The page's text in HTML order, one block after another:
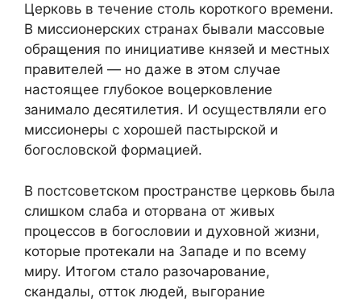
Церковь в течение столь короткого времени.
В миссионерских странах бывали массовые
обращения по инициативе князей и местных
правителей — но даже в этом случае
настоящее глубокое воцерковление
занимало десятилетия. И осуществляли его
миссионеры с хорошей пастырской и
богословской формацией.
В постсоветском пространстве церковь была
слишком слаба и оторвана от живых
процессов в богословии и духовной жизни,
которые протекали на Западе и по всему
миру. Итогом стало разочарование,
скандалы, отток людей, выгорание